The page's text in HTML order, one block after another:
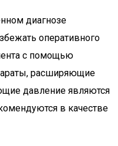
диагнозе
оперативного
с помощью
расширяющие
давление являются
в качестве